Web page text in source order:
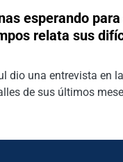
esperando
relata sus
dio una entrevista en
de sus últimos